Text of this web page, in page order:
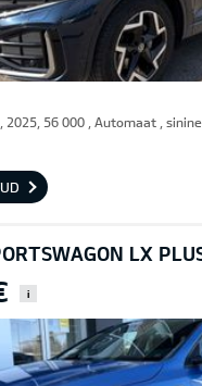
2025, 56 000 , Automaat ,
LX
i